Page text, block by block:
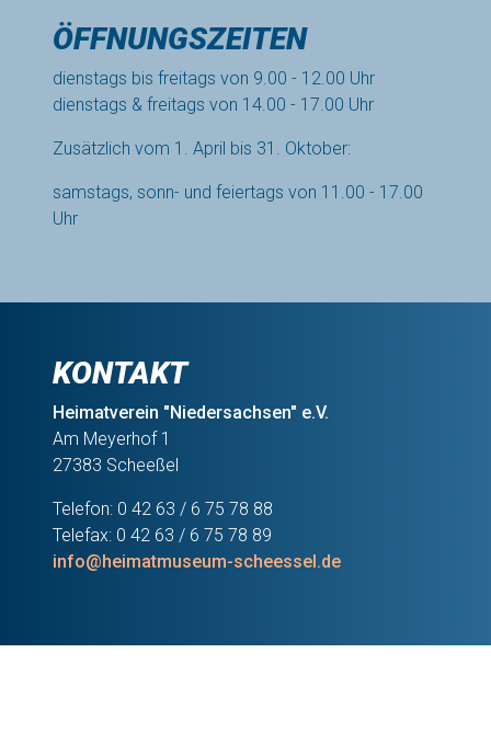
ÖFFNUNGSZEITEN
dienstags bis freitags von 9.00 - 12.00 Uhr
dienstags & freitags von 14.00 - 17.00 Uhr
Zusätzlich vom 1. April bis 31. Oktober:
samstags, sonn- und feiertags von 11.00 - 17.00
Uhr
KONTAKT
Heimatverein "Niedersachsen" e.V.
Am Meyerhof 1
27383 Scheeßel
Telefon: 0 42 63 / 6 75 78 88
Telefax: 0 42 63 / 6 75 78 89
info@heimatmuseum-scheessel.de